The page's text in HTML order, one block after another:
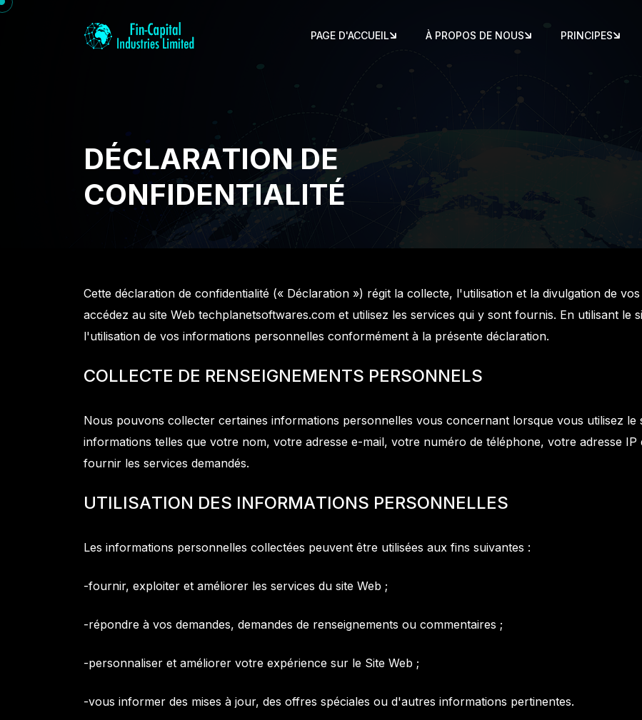
PAGE D'ACCUEIL À PROPOS DE NOUS PRINCIPES
DÉCLARATION DE
CONFIDENTIALITÉ
Cette déclaration de confidentialité (« Déclaration ») régit la collecte, l'utilisation et la divulgation de
accédez au site Web techplanetsoftwares.com et utilisez les services qui y sont fournis. En utilisant le
l'utilisation de vos informations personnelles conformément à la présente déclaration.
COLLECTE DE RENSEIGNEMENTS PERSONNELS
Nous pouvons collecter certaines informations personnelles vous concernant lorsque vous utilisez le
informations telles que votre nom, votre adresse e-mail, votre numéro de téléphone, votre adresse
fournir les services demandés.
UTILISATION DES INFORMATIONS PERSONNELLES
Les informations personnelles collectées peuvent être utilisées aux fins suivantes :
-fournir, exploiter et améliorer les services du site Web ;
-répondre à vos demandes, demandes de renseignements ou commentaires ;
-personnaliser et améliorer votre expérience sur le Site Web ;
-vous informer des mises à jour, des offres spéciales ou d'autres informations pertinentes.